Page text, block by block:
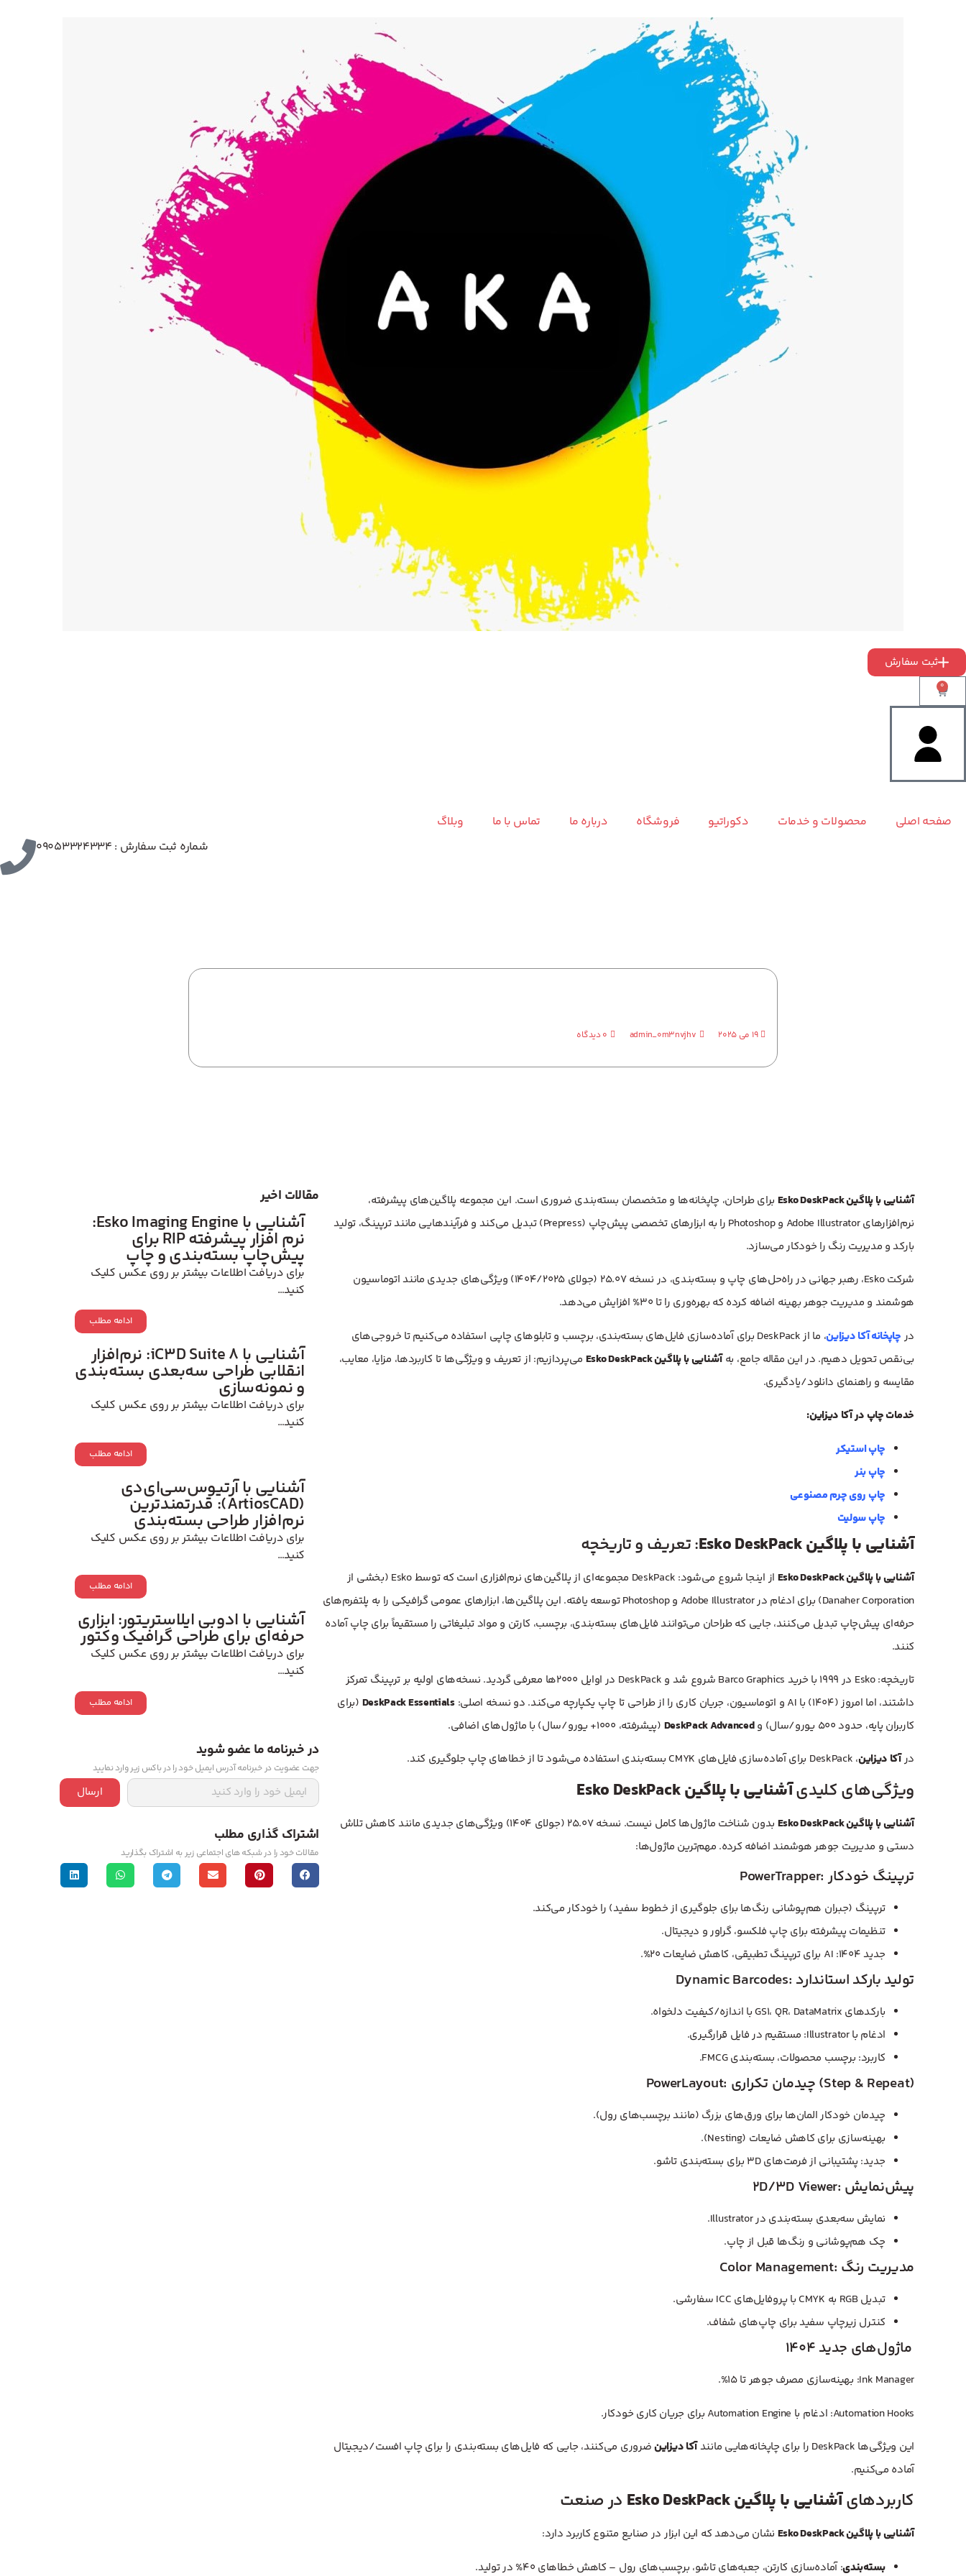
ثبت سفارش
0
صفحه اصلی محصولات و خدمات دکوراتیو فروشگاه درباره ما تماس با ما
وبلاگ
شماره ثبت سفارش : 09053324334
19 می 2025 admin_0m3nvjhv 0 دیدگاه
آشنایی با پلاگین Esko DeskPack
برای طراحان، چاپخانه‌ها و متخصصان بسته‌بندی ضروری است. این مجموعه پلاگین‌های پیشرفته،
نرم‌افزارهای Adobe Illustrator و Photoshop را به ابزارهای تخصصی پیش‌چاپ (Prepress) تبدیل می‌کند و فرآیندهایی مانند ترپینگ، تولید
بارکد و مدیریت رنگ را خودکار می‌سازد.
شرکت Esko، رهبر جهانی در راه‌حل‌های چاپ و بسته‌بندی، در نسخه ۲۵.۰۷ (جولای ۱۴۰۴/۲۰۲۵) ویژگی‌های جدیدی مانند اتوماسیون
هوشمند و مدیریت جوهر بهینه اضافه کرده که بهره‌وری را تا ۳۰% افزایش می‌دهد.
در چاپخانه آکا دیزاین
، ما از DeskPack برای آماده‌سازی فایل‌های بسته‌بندی، برچسب و تابلوهای چاپی استفاده می‌کنیم تا خروجی‌های
بی‌نقص تحویل دهیم. در این مقاله جامع، بهآشنایی با پلاگین Esko DeskPack
می‌پردازیم: از تعریف و ویژگی‌ها تا کاربردها، مزایا، معایب،
مقایسه و راهنمای دانلود/یادگیری.
خدمات چاپ در آکا دیزاین:
چاپ استیکر
چاپ بنر
چاپ روی چرم مصنوعی
چاپ سولیت
آشنایی با پلاگین Esko DeskPack : تعریف و تاریخچه
آشنایی با پلاگین Esko DeskPack
از اینجا شروع می‌شود: DeskPack مجموعه‌ای از پلاگین‌های نرم‌افزاری است که توسط Esko (بخشی از
Danaher Corporation) برای ادغام در Adobe Illustrator و Photoshop توسعه یافته. این پلاگین‌ها، ابزارهای عمومی گرافیکی را به پلتفرم‌های
حرفه‌ای پیش‌چاپ تبدیل می‌کنند، جایی که طراحان می‌توانند فایل‌های بسته‌بندی، برچسب، کارتن و مواد تبلیغاتی را مستقیماً برای چاپ آماده
کنند.
تاریخچه: Esko در ۱۹۹۹ با خرید Barco Graphics شروع شد و DeskPack در اوایل ۲۰۰۰ها معرفی گردید. نسخه‌های اولیه بر ترپینگ تمرکز
داشتند، اما امروز (۱۴۰۴) با AI و اتوماسیون، جریان کاری را از طراحی تا چاپ یکپارچه می‌کند. دو نسخه اصلی:
DeskPack Essentials (برای
کاربران پایه، حدود ۵۰۰ یورو/سال) و
DeskPack Advanced (پیشرفته، ۱۰۰۰+ یورو/سال) با ماژول‌های اضافی.
درآکا دیزاین، DeskPack برای آماده‌سازی فایل‌های CMYK بسته‌بندی استفاده می‌شود تا از خطاهای چاپ جلوگیری کند.
ویژگی‌های کلیدیآشنایی با پلاگین Esko DeskPack
آشنایی با پلاگین Esko DeskPack
بدون شناخت ماژول‌ها کامل نیست. نسخه ۲۵.۰۷ (جولای ۱۴۰۴) ویژگی‌های جدیدی مانند کاهش تلاش
دستی و مدیریت جوهر هوشمند اضافه کرده. مهم‌ترین ماژول‌ها:
PowerTrapper: ترپینگ خودکار
ترپینگ (جبران هم‌پوشانی رنگ‌ها برای جلوگیری از خطوط سفید) را خودکار می‌کند.
تنظیمات پیشرفته برای چاپ فلکسو، گراور و دیجیتال.
جدید ۱۴۰۴: AI برای ترپینگ تطبیقی، کاهش ضایعات ۲۰%.
Dynamic Barcodes: تولید بارکد استاندارد
بارکدهای GS1، QR، DataMatrix با اندازه/کیفیت دلخواه.
ادغام با Illustrator: مستقیم در فایل قرارگیری.
کاربرد: برچسب محصولات، بسته‌بندی FMCG.
PowerLayout: چیدمان تکراری (Step & Repeat)
چیدمان خودکار المان‌ها برای ورق‌های بزرگ (مانند برچسب‌های رول).
بهینه‌سازی برای کاهش ضایعات (Nesting).
جدید: پشتیبانی از فرمت‌های ۳D برای بسته‌بندی تاشو.
۲D/3D Viewer: پیش‌نمایش
نمایش سه‌بعدی بسته‌بندی در Illustrator.
چک هم‌پوشانی و رنگ‌ها قبل از چاپ.
Color Management: مدیریت رنگ
تبدیل RGB به CMYK با پروفایل‌های ICC سفارشی.
کنترل زیرچاپ سفید برای چاپ‌های شفاف.
ماژول‌های جدید ۱۴۰۴
Ink Manager: بهینه‌سازی مصرف جوهر تا ۱۵%.
Automation Hooks: ادغام با Automation Engine برای جریان کاری خودکار.
این ویژگی‌ها DeskPack را برای چاپخانه‌هایی مانند آکا دیزاینضروری می‌کنند، جایی که فایل‌های بسته‌بندی را برای چاپ افست/دیجیتال
آماده می‌کنیم.
کاربردهایآشنایی با پلاگین Esko DeskPack در صنعت
آشنایی با پلاگین Esko DeskPack نشان می‌دهد که این ابزار در صنایع متنوع کاربرد دارد:
بسته‌بندی: آماده‌سازی کارتن، جعبه‌های تاشو، برچسب‌های رول – کاهش خطاهای ۴۰% در تولید.
مقالات اخیر
آشنایی با Esko Imaging Engine:
نرم‌ افزار پیشرفته RIP برای
پیش‌چاپ بسته‌بندی و چاپ
برای دریافت اطلاعات بیشتر بر روی عکس کلیک
کنید…
ادامه مطلب
آشنایی با iC3D Suite 8: نرم‌افزار
انقلابی طراحی سه‌بعدی بسته‌بندی
و نمونه‌سازی
برای دریافت اطلاعات بیشتر بر روی عکس کلیک
کنید…
ادامه مطلب
آشنایی با آرتیوس‌سی‌ای‌دی
(ArtiosCAD): قدرتمندترین
نرم‌افزار طراحی بسته‌بندی
برای دریافت اطلاعات بیشتر بر روی عکس کلیک
کنید…
ادامه مطلب
آشنایی با ادوبی ایلاستریتور: ابزاری
حرفه‌ای برای طراحی گرافیک وکتور
برای دریافت اطلاعات بیشتر بر روی عکس کلیک
کنید…
ادامه مطلب
در خبرنامه ما عضو شوید
جهت عضویت در خبرنامه آدرس ایمیل خود را در باکس زیر وارد نمایید
ارسال
اشتراک گذاری مطلب
مقالات خود را در شبکه های اجتماعی زیر به اشتراک بگذارید